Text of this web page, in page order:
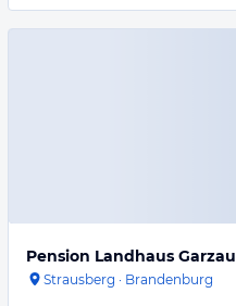
Pension Landhaus Garzau
Strausberg · Brandenburg